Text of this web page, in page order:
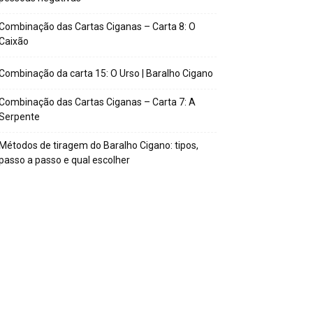
situação sem saída, está indeciso sobre
busque alguém com
sobre o assunto, exponha o seu
objetiva: siga em frente.
das Cartas Ciganas – Carta 8: O
da carta 15: O Urso | Baralho Cigano
das Cartas Ciganas – Carta 7: A
Métodos de tiragem do Baralho Cigano: tipos,
a passo e qual escolher